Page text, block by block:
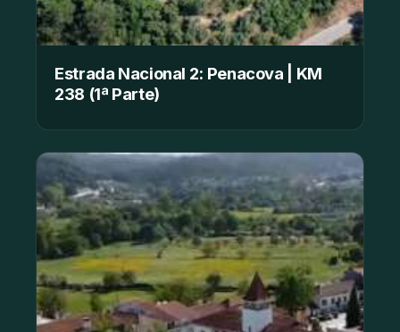
Estrada Nacional 2: Penacova | KM
238 (1ª Parte)